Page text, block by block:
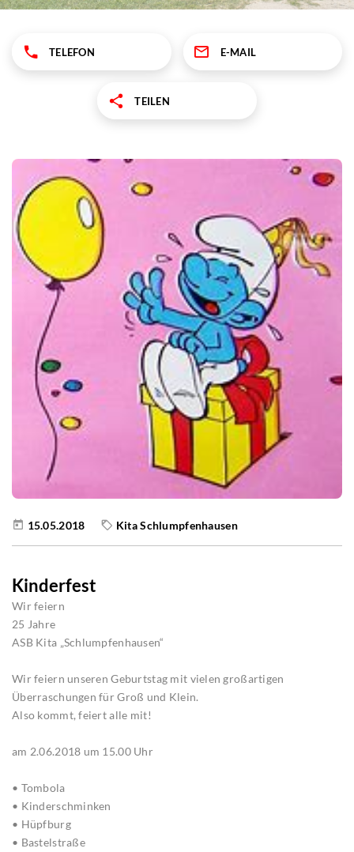
TELEFON E-MAIL
TEILEN
15.05.2018 Kita Schlumpfenhausen
Kinderfest
Wir feiern
25 Jahre
ASB Kita „Schlumpfenhausen“
Wir feiern unseren Geburtstag mit vielen großartigen
Überraschungen für Groß und Klein.
Also kommt, feiert alle mit!
am 2.06.2018 um 15.00 Uhr
• Tombola
• Kinderschminken
• Hüpfburg
• Bastelstraße